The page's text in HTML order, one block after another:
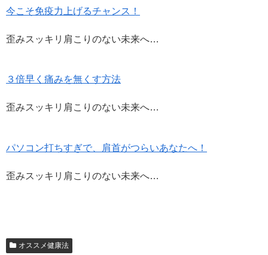
ド
ウ
き
ま
今こそ免疫力上げるチャンス！
歪みスッキリ肩こりのない未来へ…
３倍早く痛みを無くす方法
歪みスッキリ肩こりのない未来へ…
パソコン打ちすぎで、肩首がつらいあなたへ！
歪みスッキリ肩こりのない未来へ…
オススメ健康法